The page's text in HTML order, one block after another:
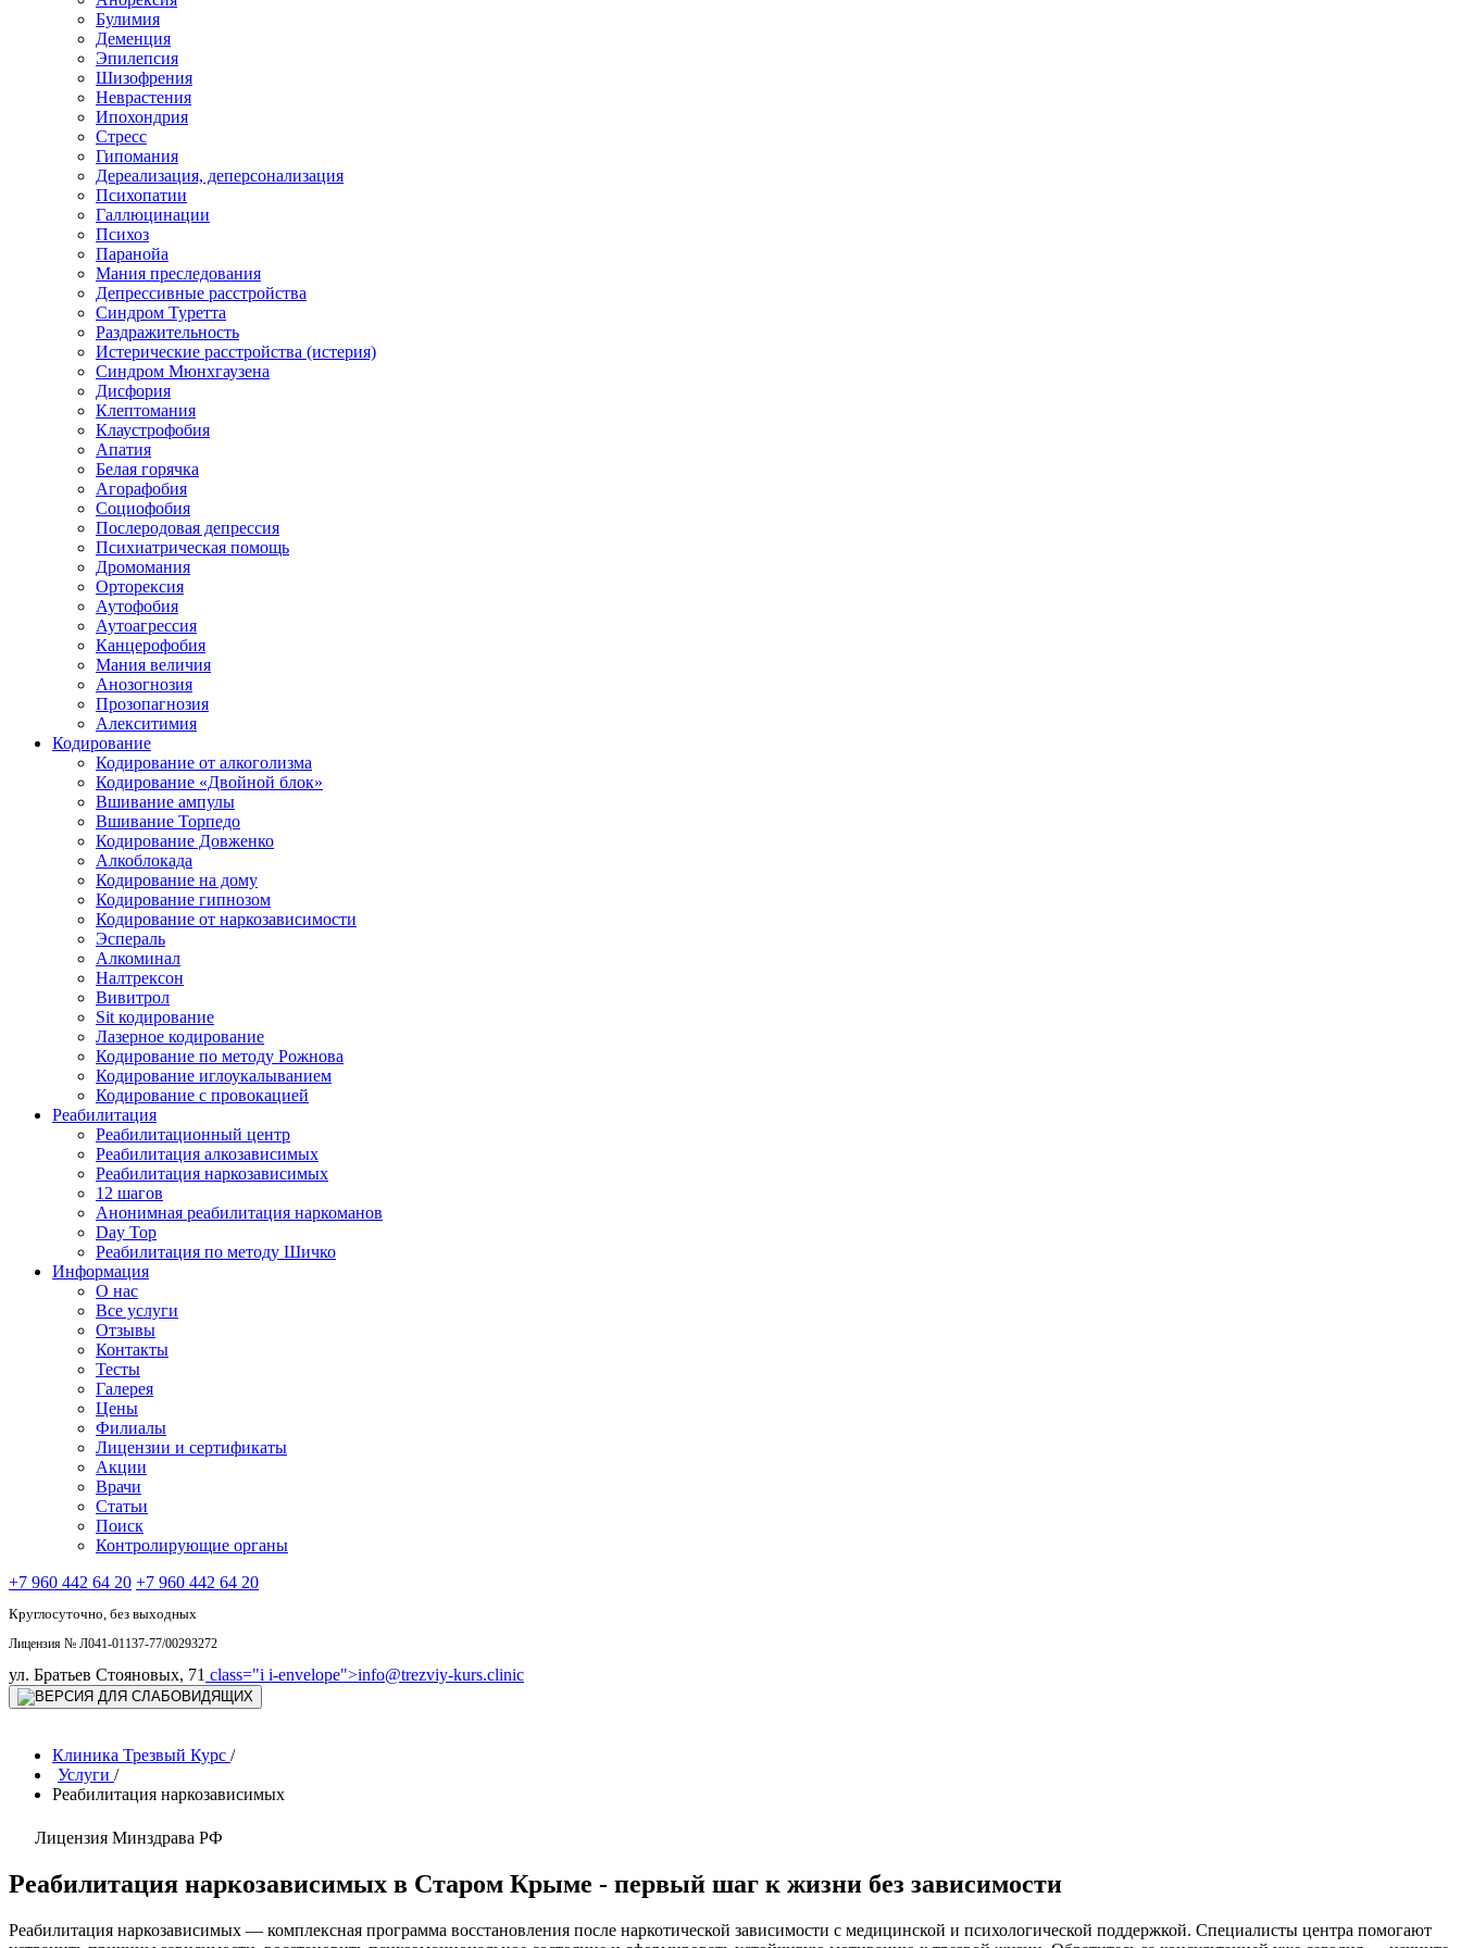
Булимия
Деменция
Эпилепсия
Шизофрения
Неврастения
Ипохондрия
Стресс
Гипомания
Дереализация, деперсонализация
Психопатии
Галлюцинации
Психоз
Паранойа
Мания преследования
Депрессивные расстройства
Синдром Туретта
Раздражительность
Истерические расстройства (истерия)
Синдром Мюнхгаузена
Дисфория
Клептомания
Клаустрофобия
Апатия
Белая горячка
Агорафобия
Социофобия
Послеродовая депрессия
Психиатрическая помощь
Дромомания
Орторексия
Аутофобия
Аутоагрессия
Канцерофобия
Мания величия
Анозогнозия
Прозопагнозия
Алекситимия
Кодирование
Кодирование от алкоголизма
Кодирование «Двойной блок»
Вшивание ампулы
Вшивание Торпедо
Кодирование Довженко
Алкоблокада
Кодирование на дому
Кодирование гипнозом
Кодирование от наркозависимости
Эспераль
Алкоминал
Налтрексон
Вивитрол
Sit кодирование
Лазерное кодирование
Кодирование по методу Рожнова
Кодирование иглоукалыванием
Кодирование с провокацией
Реабилитация
Реабилитационный центр
Реабилитация алкозависимых
Реабилитация наркозависимых
12 шагов
Анонимная реабилитация наркоманов
Day Top
Реабилитация по методу Шичко
Информация
О нас
Все услуги
Отзывы
Контакты
Тесты
Галерея
Цены
Филиалы
Лицензии и сертификаты
Акции
Врачи
Статьи
Поиск
Контролирующие органы
+7 960 442 64 20 +7 960 442 64 20
Круглосуточно, без выходных
Лицензия № Л041-01137-77/00293272
ул. Братьев Стояновых, 71 class="i i-envelope">info@trezviy-kurs.clinic
Клиника Трезвый Курс /
Услуги /
Реабилитация наркозависимых
Лицензия Минздрава РФ
Реабилитация наркозависимых в Старом Крыме - первый шаг к жизни без зависимости
Реабилитация наркозависимых — комплексная программа восстановления после наркотической зависимости с медицинской и психологической поддержкой. Специалисты центра помогают